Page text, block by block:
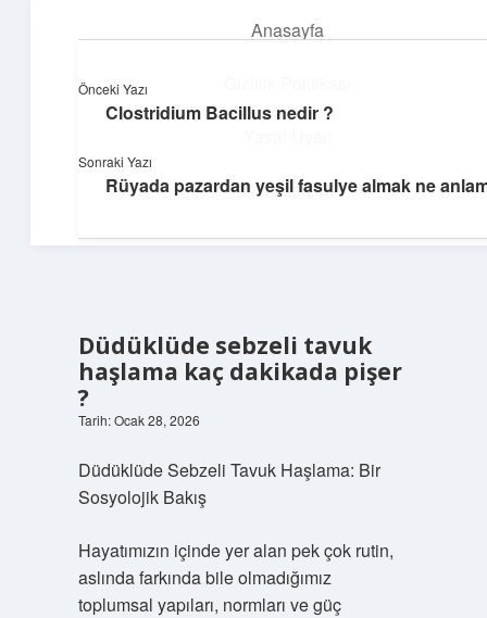
Anasayfa
Hakkımızda
Farklı bakış açılarıyla hayatı gör.
Düdüklüde sebzeli tavuk
haşlama kaç dakikada pişer
?
Tarih: Ocak 28, 2026
Düdüklüde Sebzeli Tavuk Haşlama: Bir
Sosyolojik Bakış
Hayatımızın içinde yer alan pek çok rutin,
aslında farkında bile olmadığımız
toplumsal yapıları, normları ve güç
Önceki Yazı
Clostridium Bacillus nedir ?
Sonraki Yazı
Rüyada pazardan yeşil fasulye almak ne